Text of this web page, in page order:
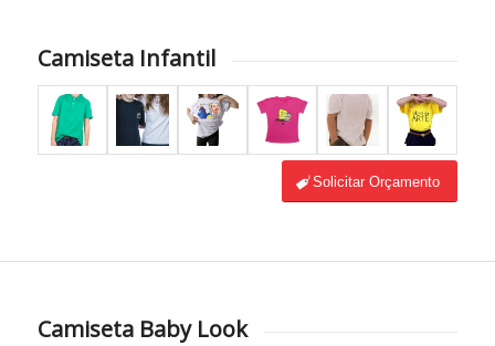
Camiseta Infantil
Solicitar Orçamento
Camiseta Baby Look